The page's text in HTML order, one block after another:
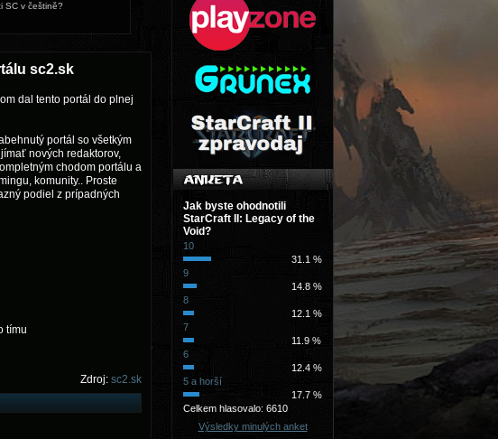
SC v češtině?
sc2.sk
dal tento portál do plnej
portál so všetkým
nových redaktorov,
chodom portálu a
komunity.. Proste
podiel z prípadných
tímu
Zdroj: sc2.sk
Jak byste ohodnotili
StarCraft II: Legacy of the
Void?
10
31.1 %
9
14.8 %
8
12.1 %
7
11.9 %
6
12.4 %
5 a horší
17.7 %
Celkem hlasovalo: 6610
Výsledky minulých anket